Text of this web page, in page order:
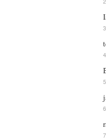
3
4
5
6
7